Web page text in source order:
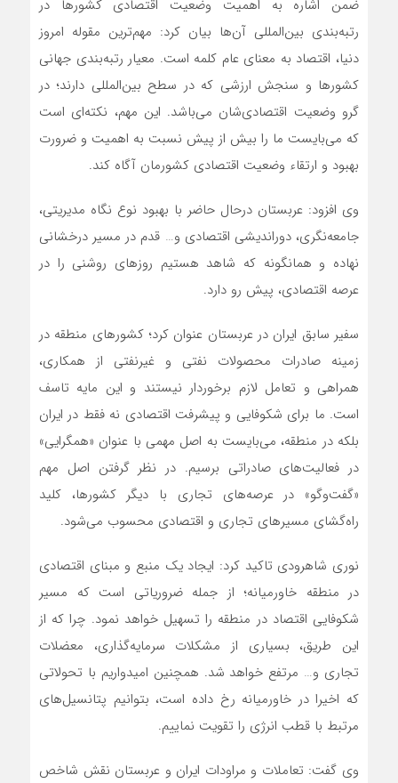
ضمن اشاره به اهمیت وضعیت اقتصادی کشورها در
رتبه‌بندی بین‌المللی آن‌ها بیان کرد: مهم‌ترین مقوله امروز
دنیا، اقتصاد به معنای عام کلمه است. معیار رتبه‌بندی جهانی
کشورها و سنجش ارزشی که در سطح بین‌المللی دارند؛ در
گرو وضعیت اقتصادی‌شان می‌باشد. این مهم، نکته‌ای است
که می‌بایست ما را بیش از پیش نسبت به اهمیت و ضرورت
بهبود و ارتقاء وضعیت اقتصادی کشورمان آگاه کند.
وی افزود: عربستان درحال حاضر با بهبود نوع نگاه مدیریتی،
جامعه‌نگری، دوراندیشی اقتصادی و… قدم در مسیر درخشانی
نهاده و‌ همانگونه که شاهد هستیم روزهای روشنی را در
عرصه‌ اقتصادی، پیش رو دارد.
سفیر سابق ایران در عربستان عنوان کرد؛ کشورهای منطقه در
زمینه صادرات محصولات نفتی و غیرنفتی از همکاری،
همراهی و تعامل لازم برخوردار نیستند و این مایه تاسف
است. ما برای شکوفایی و پیشرفت اقتصادی نه فقط در ایران
بلکه در منطقه، می‌بایست به اصل مهمی با عنوان «همگرایی»
در فعالیت‌های صادراتی برسیم. در نظر گرفتن اصل مهم
«گفت‌وگو» در عرصه‌های تجاری با دیگر کشورها، کلید
راه‌گشای مسیرهای تجاری و اقتصادی محسوب می‌شود.
نوری شاهرودی تاکید کرد: ایجاد یک‌ منبع و مبنای اقتصادی
در منطقه خاورمیانه؛ از جمله ضروریاتی است که مسیر
شکوفایی اقتصاد در منطقه را تسهیل خواهد نمود. چرا که از
این طریق، بسیاری از مشکلات سرمایه‌گذاری، معضلات
تجاری و… مرتفع خواهد شد. همچنین امیدواریم با تحولاتی
که اخیرا در خاورمیانه رخ داده است، بتوانیم پتانسیل‌های
مرتبط با قطب انرژی را تقویت نماییم.
وی‌ گفت: تعاملات و‌ مراودات ایران و عربستان نقش شاخص